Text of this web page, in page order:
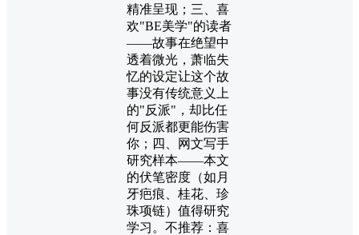
精准呈现；三、喜
欢"BE美学"的读者
——故事在绝望中
透着微光，萧临失
忆的设定让这个故
事没有传统意义上
的"反派"，却比任
何反派都更能伤害
你；四、网文写手
研究样本——本文
的伏笔密度（如月
牙疤痕、桂花、珍
珠项链）值得研究
学习。不推荐：喜